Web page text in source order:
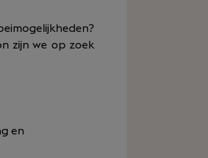
zijn we op zoek
en